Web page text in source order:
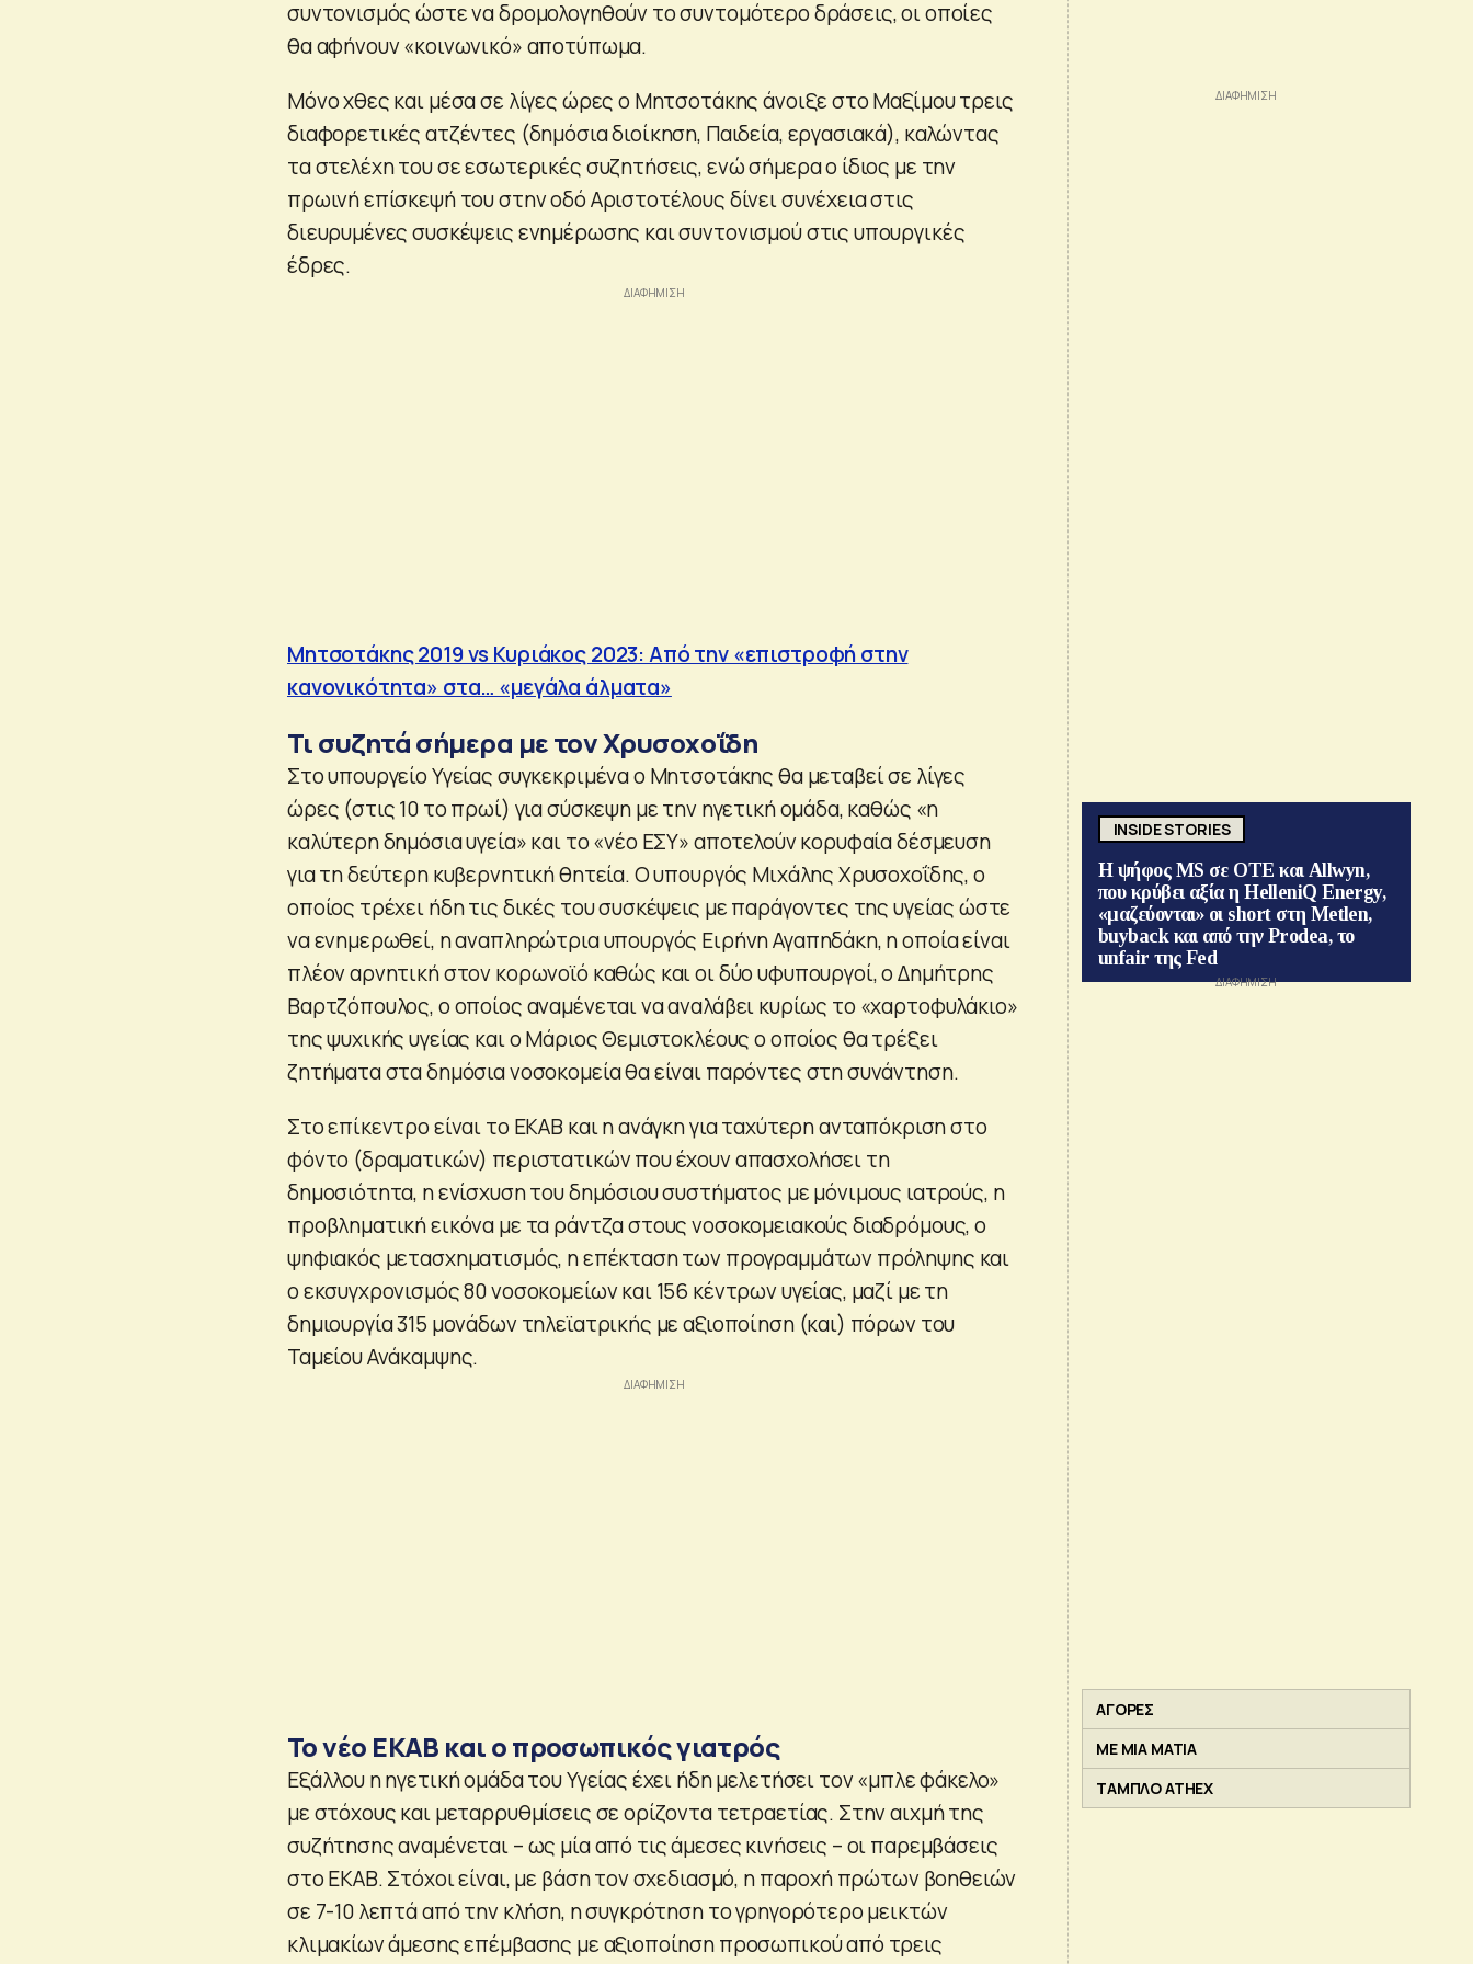
συντονισμός ώστε να δρομολογηθούν το συντομότερο δράσεις, οι οποίες
θα αφήνουν «κοινωνικό» αποτύπωμα.
Μόνο χθες και μέσα σε λίγες ώρες ο Μητσοτάκης άνοιξε στο Μαξίμου τρεις
διαφορετικές ατζέντες (δημόσια διοίκηση, Παιδεία, εργασιακά), καλώντας
τα στελέχη του σε εσωτερικές συζητήσεις, ενώ σήμερα ο ίδιος με την
πρωινή επίσκεψή του στην οδό Αριστοτέλους δίνει συνέχεια στις
διευρυμένες συσκέψεις ενημέρωσης και συντονισμού στις υπουργικές
έδρες.
Μητσοτάκης 2019 vs Κυριάκος 2023: Από την «επιστροφή στην
κανονικότητα» στα… «μεγάλα άλματα»
Τι συζητά σήμερα με τον Χρυσοχοΐδη
Στο υπουργείο Υγείας συγκεκριμένα ο Μητσοτάκης θα μεταβεί σε λίγες
ώρες (στις 10 το πρωί) για σύσκεψη με την ηγετική ομάδα, καθώς «η
καλύτερη δημόσια υγεία» και το «νέο ΕΣΥ» αποτελούν κορυφαία δέσμευση
για τη δεύτερη κυβερνητική θητεία. Ο υπουργός Μιχάλης Χρυσοχοΐδης, ο
οποίος τρέχει ήδη τις δικές του συσκέψεις με παράγοντες της υγείας ώστε
να ενημερωθεί, η αναπληρώτρια υπουργός Ειρήνη Αγαπηδάκη, η οποία είναι
πλέον αρνητική στον κορωνοϊό καθώς και οι δύο υφυπουργοί, ο Δημήτρης
Βαρτζόπουλος, ο οποίος αναμένεται να αναλάβει κυρίως το «χαρτοφυλάκιο»
της ψυχικής υγείας και ο Μάριος Θεμιστοκλέους ο οποίος θα τρέξει
ζητήματα στα δημόσια νοσοκομεία θα είναι παρόντες στη συνάντηση.
Στο επίκεντρο είναι το ΕΚΑΒ και η ανάγκη για ταχύτερη ανταπόκριση στο
φόντο (δραματικών) περιστατικών που έχουν απασχολήσει τη
δημοσιότητα, η ενίσχυση του δημόσιου συστήματος με μόνιμους ιατρούς, η
προβληματική εικόνα με τα ράντζα στους νοσοκομειακούς διαδρόμους, ο
ψηφιακός μετασχηματισμός, η επέκταση των προγραμμάτων πρόληψης και
ο εκσυγχρονισμός 80 νοσοκομείων και 156 κέντρων υγείας, μαζί με τη
δημιουργία 315 μονάδων τηλεϊατρικής με αξιοποίηση (και) πόρων του
Ταμείου Ανάκαμψης.
Το νέο ΕΚΑΒ και ο προσωπικός γιατρός
Εξάλλου η ηγετική ομάδα του Υγείας έχει ήδη μελετήσει τον «μπλε φάκελο»
με στόχους και μεταρρυθμίσεις σε ορίζοντα τετραετίας. Στην αιχμή της
συζήτησης αναμένεται – ως μία από τις άμεσες κινήσεις – οι παρεμβάσεις
στο ΕΚΑΒ. Στόχοι είναι, με βάση τον σχεδιασμό, η παροχή πρώτων βοηθειών
σε 7-10 λεπτά από την κλήση, η συγκρότηση το γρηγορότερο μεικτών
κλιμακίων άμεσης επέμβασης με αξιοποίηση προσωπικού από τρεις
INSIDE STORIES
Η ψήφος MS σε ΟΤΕ και Allwyn,
που κρύβει αξία η HelleniQ Energy,
«μαζεύονται» οι short στη Metlen,
buyback και από την Prodea, το
unfair της Fed
ΑΓΟΡΕΣ
ΜΕ ΜΙΑ ΜΑΤΙΑ
ΤΑΜΠΛΟ ATHEX